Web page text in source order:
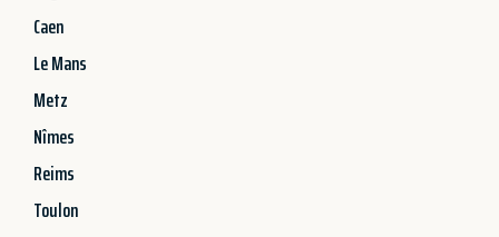
Caen
Le Mans
Metz
Nîmes
Reims
Toulon